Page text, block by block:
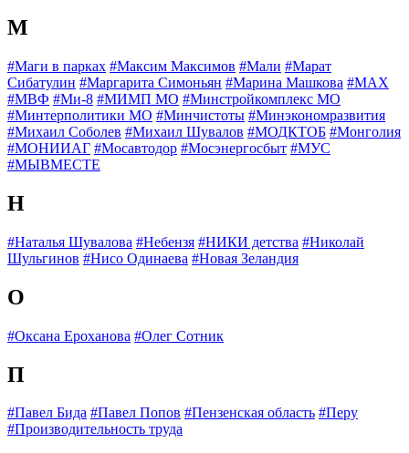
М
#Маги в парках #Максим Максимов #Мали #Марат
Сибатулин #Маргарита Симоньян #Марина Машкова #МАХ
#МВФ #Ми-8 #МИМП МО #Минстройкомплекс МО
#Минтерполитики МО #Минчистоты #Минэкономразвития
#Михаил Соболев #Михаил Шувалов #МОДКТОБ #Монголия
#МОНИИАГ #Мосавтодор #Мосэнергосбыт #МУС
#МЫВМЕСТЕ
Н
#Наталья Шувалова #Небензя #НИКИ детства #Николай
Шульгинов #Нисо Одинаева #Новая Зеландия
О
#Оксана Ероханова #Олег Сотник
П
#Павел Бида #Павел Попов #Пензенская область #Перу
#Производительность труда